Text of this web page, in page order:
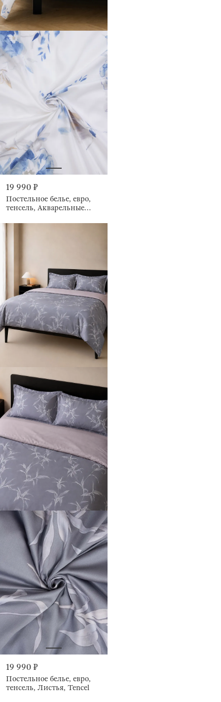
19 990 ₽
Постельное белье, евро,
тенсель, Акварельные
19 990 ₽
Постельное белье, евро,
тенсель, Листья, Tencel